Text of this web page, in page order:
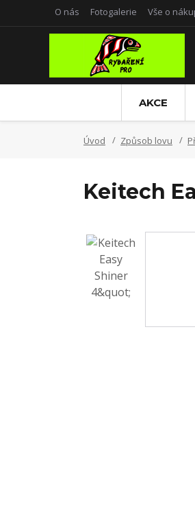
O nás Fotogalerie Vše o
AKCE
Úvod Způsob lovu
Keitech